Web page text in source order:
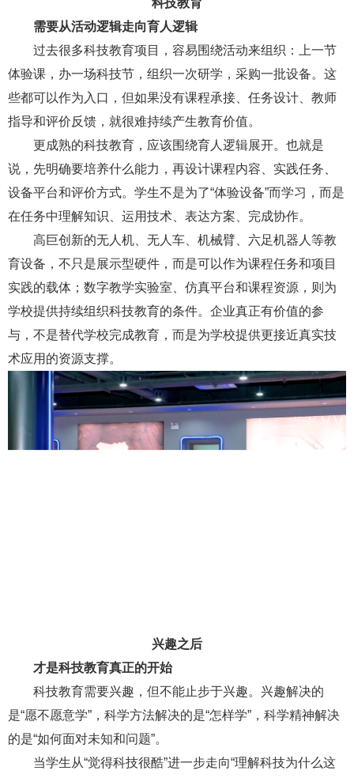
需要从活动逻辑走向育人逻辑
过去很多科技教育项目，容易围绕活动来组织：上一节
体验课，办一场科技节，组织一次研学，采购一批设备。这
些都可以作为入口，但如果没有课程承接、任务设计、教师
指导和评价反馈，就很难持续产生教育价值。
更成熟的科技教育，应该围绕育人逻辑展开。也就是
说，先明确要培养什么能力，再设计课程内容、实践任务、
设备平台和评价方式。学生不是为了“体验设备”而学习，而是
在任务中理解知识、运用技术、表达方案、完成协作。
高巨创新的无人机、无人车、机械臂、六足机器人等教
育设备，不只是展示型硬件，而是可以作为课程任务和项目
实践的载体；数字教学实验室、仿真平台和课程资源，则为
学校提供持续组织科技教育的条件。企业真正有价值的参
与，不是替代学校完成教育，而是为学校提供更接近真实技
术应用的资源支撑。
兴趣之后
才是科技教育真正的开始
科技教育需要兴趣，但不能止步于兴趣。兴趣解决的
是“愿不愿意学”，科学方法解决的是“怎样学”，科学精神解决
的是“如何面对未知和问题”。
当学生从“觉得科技很酷”进一步走向“理解科技为什么这